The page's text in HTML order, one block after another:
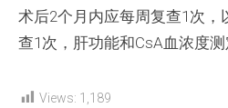
术后2个月内应每周复查1次，
查1次，肝功能和CsA血浓度测
Views: 1,189